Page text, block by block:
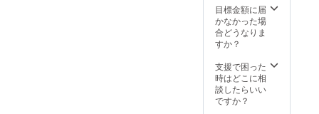
な倫
理、公
序良俗
に反す
合、不
適切と
当方が
判断さ
の最終
決定と
なりま
す。 ま
の度の
クラウ
ドファ
ンディ
いただ
くほ
か、今
回のク
ファン
ディン
グで制
作する
目標金額に届
かなかった場
合どうなりま
すか？
支援で困った
時はどこに相
談したらいい
ですか？